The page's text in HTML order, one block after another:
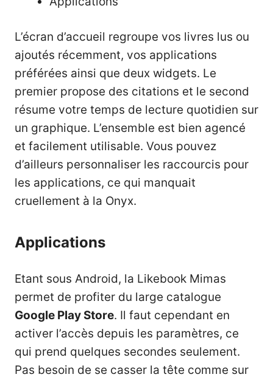
L’écran d’accueil regroupe vos livres lus ou
ajoutés récemment, vos applications
préférées ainsi que deux widgets. Le
premier propose des citations et le second
résume votre temps de lecture quotidien sur
un graphique. L’ensemble est bien agencé
et facilement utilisable. Vous pouvez
d’ailleurs personnaliser les raccourcis pour
les applications, ce qui manquait
cruellement à la Onyx.
Applications
Etant sous Android, la Likebook Mimas
permet de profiter du large catalogue
Google Play Store. Il faut cependant en
activer l’accès depuis les paramètres, ce
qui prend quelques secondes seulement.
Pas besoin de se casser la tête comme sur